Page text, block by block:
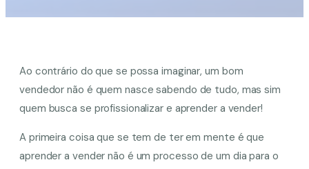
Ao contrário do que se possa imaginar, um bom
vendedor não é quem nasce sabendo de tudo, mas sim
quem busca se profissionalizar e aprender a vender!
A primeira coisa que se tem de ter em mente é que
aprender a vender não é um processo de um dia para o